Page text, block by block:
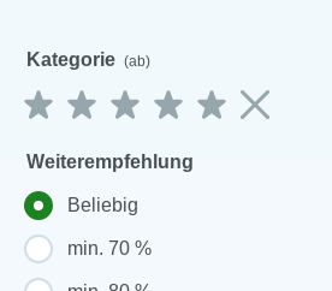
Kategorie (ab)
Weiterempfehlung
Beliebig
min. 70 %